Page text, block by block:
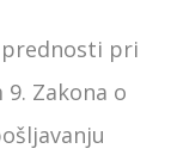
prednosti pri
Zakona o